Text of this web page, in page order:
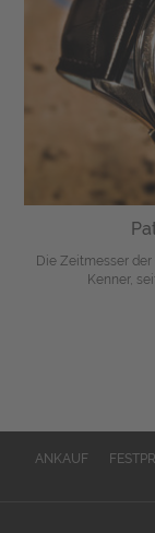
Die Zeitmesser
Kenner,
ANKAUF